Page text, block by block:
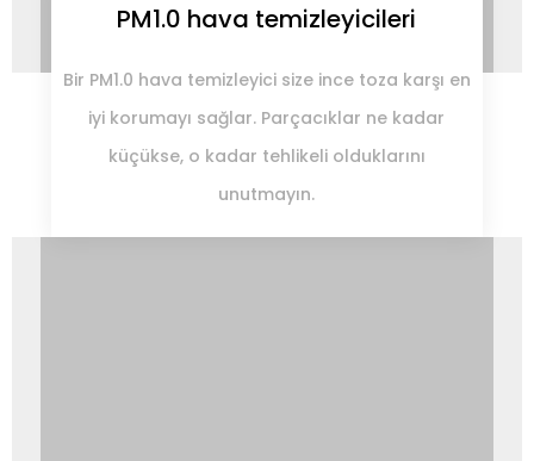
PM1.0 hava temizleyicileri
Bir PM1.0 hava temizleyici size ince toza karşı en
iyi korumayı sağlar. Parçacıklar ne kadar
küçükse, o kadar tehlikeli olduklarını
unutmayın.